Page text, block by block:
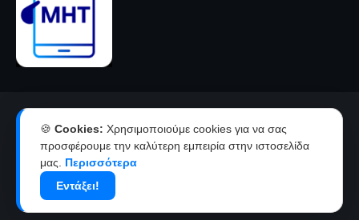
Όροι χρήσης-πολιτική απορρήτου
Ταυτότητα
Δήλωση συμμόρφωσης με την σύσταση 2018/334 της Ε.Ε
Copyright ©
2026
🍪 Cookies: Χρησιμοποιούμε cookies για να σας
προσφέρουμε την καλύτερη εμπειρία στην ιστοσελίδα
μας. Περισσότερα
Εντάξει!